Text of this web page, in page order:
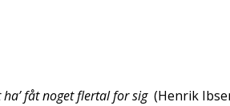
fåt noget flertal for sig (Henrik